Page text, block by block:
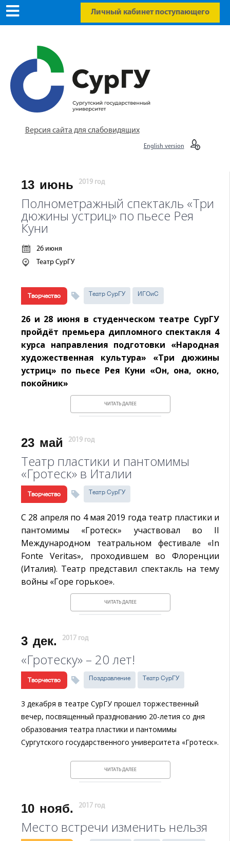
Личный кабинет поступающего
Версия сайта для слабовидящих
English version
13 июнь 2019 год
Полнометражный спектакль «Три
дюжины устриц» по пьесе Рея
Куни
26 июня
Театр СурГУ
Творчество Театр СурГУ ИГОиС
26 и 28 июня в студенческом театре СурГУ
пройдёт премьера дипломного спектакля 4
курса направления подготовки «Народная
художественная культура» «Три дюжины
устриц» по пьесе Рея Куни «Он, она, окно,
покойник»
ЧИТАТЬ ДАЛЕЕ
23 май 2019 год
Театр пластики и пантомимы
«Гротеск» в Италии
Творчество Театр СурГУ
С 28 апреля по 4 мая 2019 года театр пластики и
пантомимы «Гротеск» участвовал во II
Международном театральном фестивале «In
Fonte Veritas», проходившем во Флоренции
(Италия). Театр представил спектакль на тему
войны «Горе горькое».
ЧИТАТЬ ДАЛЕЕ
3 дек. 2017 год
«Гротеску» – 20 лет!
Творчество Поздравление Театр СурГУ
3 декабря в театре СурГУ прошел торжественный
вечер, посвященный празднованию 20-летия со дня
образования театра пластики и пантомимы
Сургутского государственного университета «Гротеск».
ЧИТАТЬ ДАЛЕЕ
10 нояб. 2017 год
Место встречи изменить нельзя